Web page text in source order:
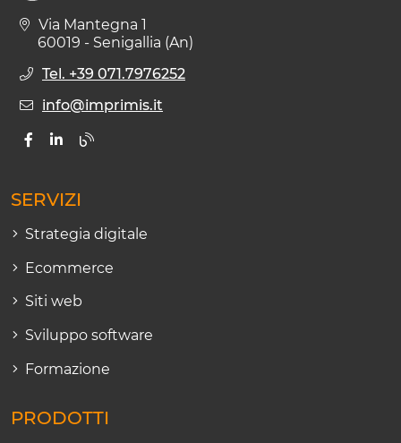
Via Mantegna 1
60019 - Senigallia (An)
Tel. +39 071.7976252
info@imprimis.it
SERVIZI
Strategia digitale
Ecommerce
Siti web
Sviluppo software
Formazione
PRODOTTI